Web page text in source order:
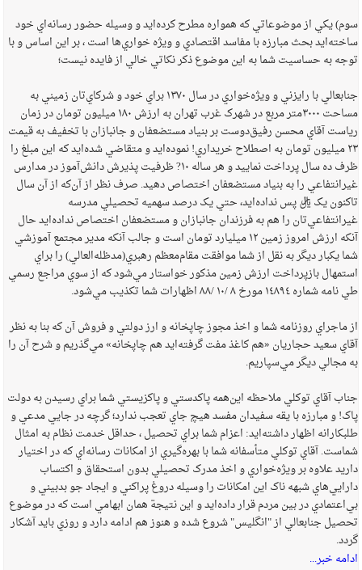
سوم) يکي از موضوعاتي که همواره مطرح کرده‌ايد و وسيله حضور رسانه‌اي خود
ساخته‌ايد بحث مبارزه با مفاسد اقتصادي و ويژه خواري‌ها است ، بر اين اساس و با
توجه به حساسيت شما به اين موضوع ذکر نکاتي خالي از فايده نيست؛
جنابعالي با رايزني و ويژه‌خواري در سال ‌١٣٧٠ براي خود و شرکاي‌تان زميني به
مساحت ‌٣٠٠٠متر مربع در شهرک غرب تهران به ارزش ‌١٨٠ ميليون تومان در زمان
رياست آقاي محسن رفيق‌دوست بر بنياد مستضعفان و جانبازان با تخفيف به قيمت
‌٢٣ ميليون تومان به اصطلاح خريداري! نموده‌ايد و متقاضي شده‌ايد که اين مبلغ را
ظرف ده سال پرداخت نماييد و هر ساله ‌١٠? ظرفيت پذيرش دانش‌آموز در مدارس
غيرانتفاعي را به بنياد مستضعفان اختصاص دهيد. صرف نظر از آن‌که از آن سال
تاکنون يک ريال پس نداده‌ايد، حتي يک درصد سهميه تحصيلي مدرسه
غيرانتفاعي‌تان را هم به فرزندان جانبازان و مستضعفان اختصاص نداده‌ايد حال
آنکه ارزش امروز زمين ‌١٢ ميليارد تومان است و جالب آنکه مدير مجتمع آموزشي
شما يکبار ديگر به نقل از شما موافقت مقام‌معظم رهبري(مدظله‌العالي) را براي
استمهال بازپرداخت ارزش زمين مذکور خواستار مي‌شود که از سوي مراجع رسمي
طي نامه شماره ‌١٤٨٩٤ مورخ ‌٨ /‌١٠ /‌٨٨ اظهارات شما تکذيب مي‌شود.
از ماجراي روزنامه شما و اخذ مجوز چاپخانه و ارز دولتي و فروش آن که بنا به نظر
آقاي سعيد حجاريان «هم کاغذ مفت گرفته‌ايد هم چاپخانه» مي‌گذريم و شرح آن را
به مجالي ديگر مي‌سپاريم.
جناب آقاي توکلي ملاحظه اين‌همه پاکدستي و پاکزيستي شما براي رسيدن به دولت
پاک! و مبارزه با يقه سفيدان مفسد هيچ جاي تعجب ندارد؛ گرچه در جايي مدعي و
طلبکارانه اظهار داشته‌ايد: اعزام شما براي تحصيل ، حداقل خدمت نظام به امثال
شماست. آقاي توکلي متأسفانه شما با بهره‌گيري از امکانات رسانه‌اي که در اختيار
داريد علاوه بر ويژه‌خواري و اخذ مدرک تحصيلي بدون استحقاق و اکتساب
دارايي‌هاي شبهه ناک اين امکانات را وسيله دروغ پراکني و ايجاد جو بدبيني و
بي‌اعتمادي در بين مردم قرار داده‌ايد و اين نتيجة همان ابهامي است که در موضوع
تحصيل جنابعالي از "انگليس" شروع شده و هنوز هم ادامه دارد و روزي بايد آشکار
گردد.
ادامه خبر...